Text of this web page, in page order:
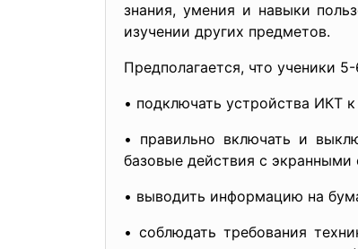
знания, умения и навыки
изучении других предметов.
Предполагается, что ученики
• подключать устройства ИКТ
• правильно включать и
базовые действия с
• выводить информацию на
• соблюдать требования